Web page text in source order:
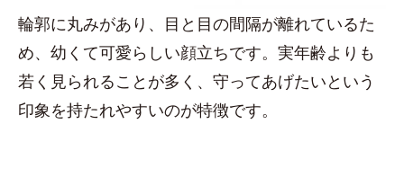
輪郭に丸みがあり、目と目の間隔が離れているた
め、幼くて可愛らしい顔立ちです。実年齢よりも
若く見られることが多く、守ってあげたいという
印象を持たれやすいのが特徴です。